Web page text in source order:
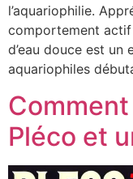
l’aquariophilie.
comportement
d’eau douce est
aquariophiles
Pléco et